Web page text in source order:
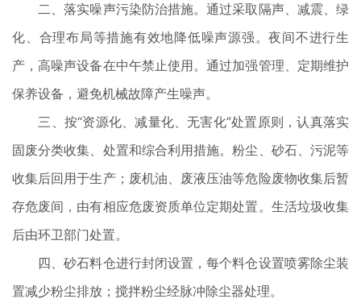
二、落实噪声污染防治措施。通过采取隔声、减震、绿
化、合理布局等措施有效地降低噪声源强。夜间不进行生
产，高噪声设备在中午禁止使用。通过加强管理、定期维护
保养设备，避免机械故障产生噪声。
三、按“资源化、减量化、无害化”处置原则，认真落实
固废分类收集、处置和综合利用措施。粉尘、砂石、污泥等
收集后回用于生产；废机油、废液压油等危险废物收集后暂
存危废间，由有相应危废资质单位定期处置。生活垃圾收集
后由环卫部门处置。
四、砂石料仓进行封闭设置，每个料仓设置喷雾除尘装
置减少粉尘排放；搅拌粉尘经脉冲除尘器处理。